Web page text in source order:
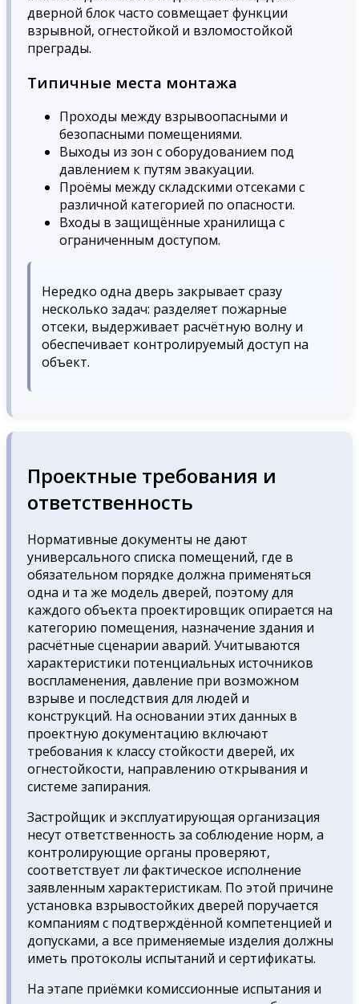
дверной блок часто совмещает функции
взрывной, огнестойкой и взломостойкой
преграды.
Типичные места монтажа
Проходы между взрывоопасными и
безопасными помещениями.
Выходы из зон с оборудованием под
давлением к путям эвакуации.
Проёмы между складскими отсеками с
различной категорией по опасности.
Входы в защищённые хранилища с
ограниченным доступом.
Нередко одна дверь закрывает сразу
несколько задач: разделяет пожарные
отсеки, выдерживает расчётную волну и
обеспечивает контролируемый доступ на
объект.
Проектные требования и
ответственность
Нормативные документы не дают
универсального списка помещений, где в
обязательном порядке должна применяться
одна и та же модель дверей, поэтому для
каждого объекта проектировщик опирается на
категорию помещения, назначение здания и
расчётные сценарии аварий. Учитываются
характеристики потенциальных источников
воспламенения, давление при возможном
взрыве и последствия для людей и
конструкций. На основании этих данных в
проектную документацию включают
требования к классу стойкости дверей, их
огнестойкости, направлению открывания и
системе запирания.
Застройщик и эксплуатирующая организация
несут ответственность за соблюдение норм, а
контролирующие органы проверяют,
соответствует ли фактическое исполнение
заявленным характеристикам. По этой причине
установка взрывостойких дверей поручается
компаниям с подтверждённой компетенцией и
допусками, а все применяемые изделия должны
иметь протоколы испытаний и сертификаты.
На этапе приёмки комиссионные испытания и